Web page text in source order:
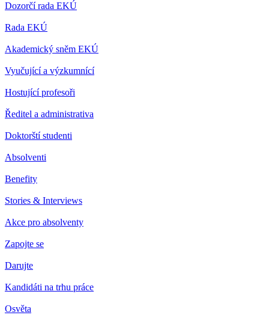
Dozorčí rada EKÚ
Rada EKÚ
Akademický sněm EKÚ
Vyučující a výzkumnící
Hostující profesoři
Ředitel a administrativa
Doktorští studenti
Absolventi
Benefity
Stories & Interviews
Akce pro absolventy
Zapojte se
Darujte
Kandidáti na trhu práce
Osvěta